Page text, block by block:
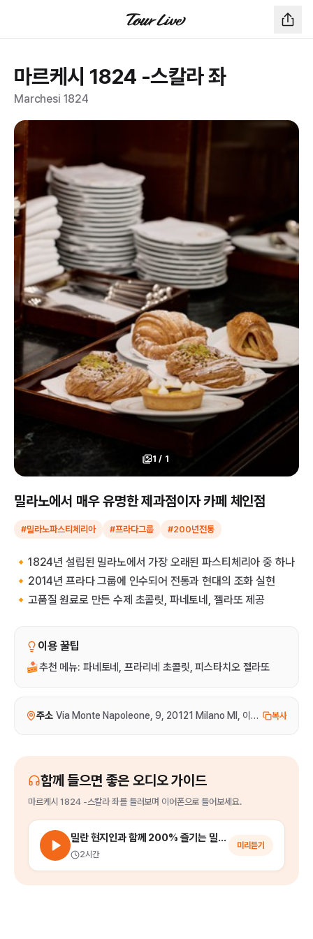
마르케시 1824 -스칼라 좌
Marchesi 1824
1 / 1
밀라노에서 매우 유명한 제과점이자 카페 체인점
#밀라노파스티체리아 #프라다그룹 #200년전통
🔸1824년 설립된 밀라노에서 가장 오래된 파스티체리아 중 하나
🔸2014년 프라다 그룹에 인수되어 전통과 현대의 조화 실현
🔸고품질 원료로 만든 수제 초콜릿, 파네토네, 젤라또 제공
이용 꿀팁
🍰추천 메뉴: 파네토네, 프라리네 초콜릿, 피스타치오 젤라또
주소 Via Monte Napoleone, 9, 20121 Milano MI, 이탈리아복사
함께 들으면 좋은 오디오 가이드
마르케시 1824 -스칼라 좌를들러보며 이어폰으로 들어보세요.
밀란 현지인과 함께 200% 즐기는 밀라노 시내 워킹 투어
2시간
미리듣기